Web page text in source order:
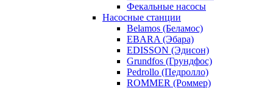
Фекальные насосы
Насосные станции
Belamos (Беламос)
EBARA (Эбара)
EDISSON (Эдисон)
Grundfos (Грундфос)
Pedrollo (Педролло)
ROMMER (Роммер)